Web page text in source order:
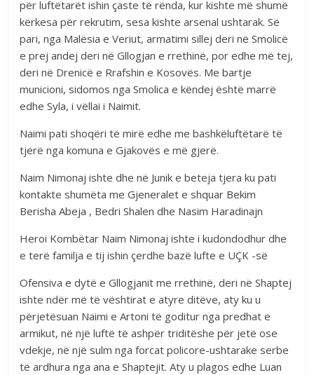
për luftëtarët ishin çaste të rënda, kur kishte më shumë
kërkesa për rekrutim, sesa kishte arsenal ushtarak. Së
pari, nga Malësia e Veriut, armatimi sillej deri në Smolicë
e prej andej deri në Gllogjan e rrethinë, por edhe më tej,
deri në Drenicë e Rrafshin e Kosovës. Me bartje
municioni, sidomos nga Smolica e këndej është marrë
edhe Syla, i vëllai i Naimit.
Naimi pati shoqëri të mirë edhe me bashkëluftëtarë të
tjerë nga komuna e Gjakovës e më gjerë.
Naim Nimonaj ishte dhe në Junik e beteja tjera ku pati
kontakte shumëta me Gjeneralet e shquar Bekim
Berisha Abeja , Bedri Shalen dhe Nasim Haradinajn
Heroi Kombëtar Naim Nimonaj ishte i kudondodhur dhe
e terë familja e tij ishin çerdhe bazë lufte e UÇK -së
Ofensiva e dytë e Gllogjanit me rrethinë, deri në Shaptej
ishte ndër më të vështirat e atyre ditëve, aty ku u
përjetësuan Naimi e Artoni të goditur nga predhat e
armikut, në një luftë të ashpër triditëshe për jetë ose
vdekje, në një sulm nga forcat policore-ushtarake serbe
të ardhura nga ana e Shaptejit. Aty u plagos edhe Luan